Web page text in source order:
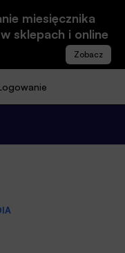
miesięcznika
sklepach i online